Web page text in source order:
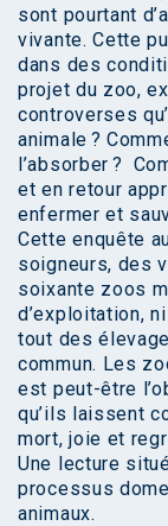
sont pourtant
vivante. Cette
dans des
projet du zoo,
controverses
animale ?
l’absorber ?
et en retour
enfermer et
Cette enquête
soigneurs, des
soixante zoos
d’exploitation,
tout des
commun. Les
est peut-être
qu’ils laissent
mort, joie et
Une lecture
processus
animaux.